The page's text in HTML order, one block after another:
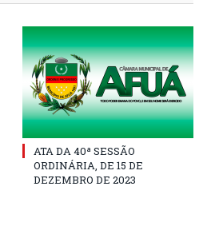
ATA DA 40ª SESSÃO
ORDINÁRIA, DE 15 DE
DEZEMBRO DE 2023